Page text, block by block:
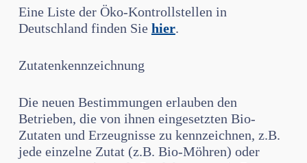
Eine Liste der Öko-Kontrollstellen in
Deutschland finden Sie hier.
Zutatenkennzeichnung
Die neuen Bestimmungen erlauben den
Betrieben, die von ihnen eingesetzten Bio-
Zutaten und Erzeugnisse zu kennzeichnen, z.B.
jede einzelne Zutat (z.B. Bio-Möhren) oder